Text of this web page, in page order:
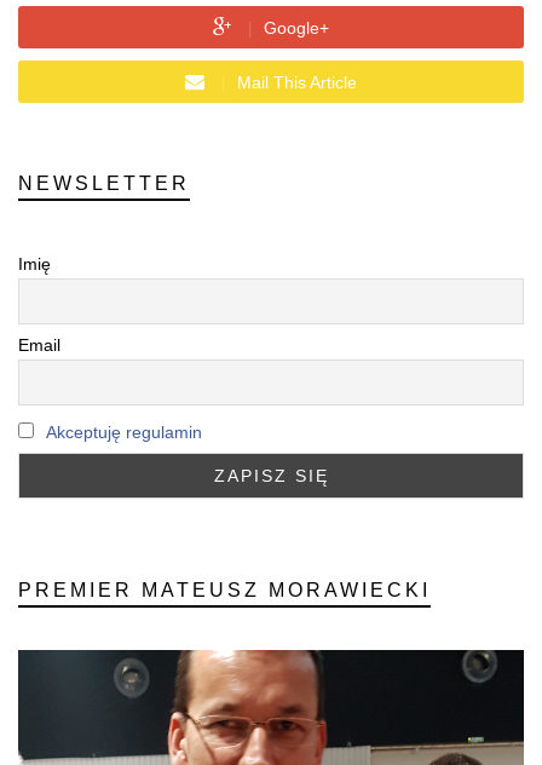
Google+
Mail This Article
NEWSLETTER
Imię
Email
Akceptuję regulamin
PREMIER MATEUSZ MORAWIECKI